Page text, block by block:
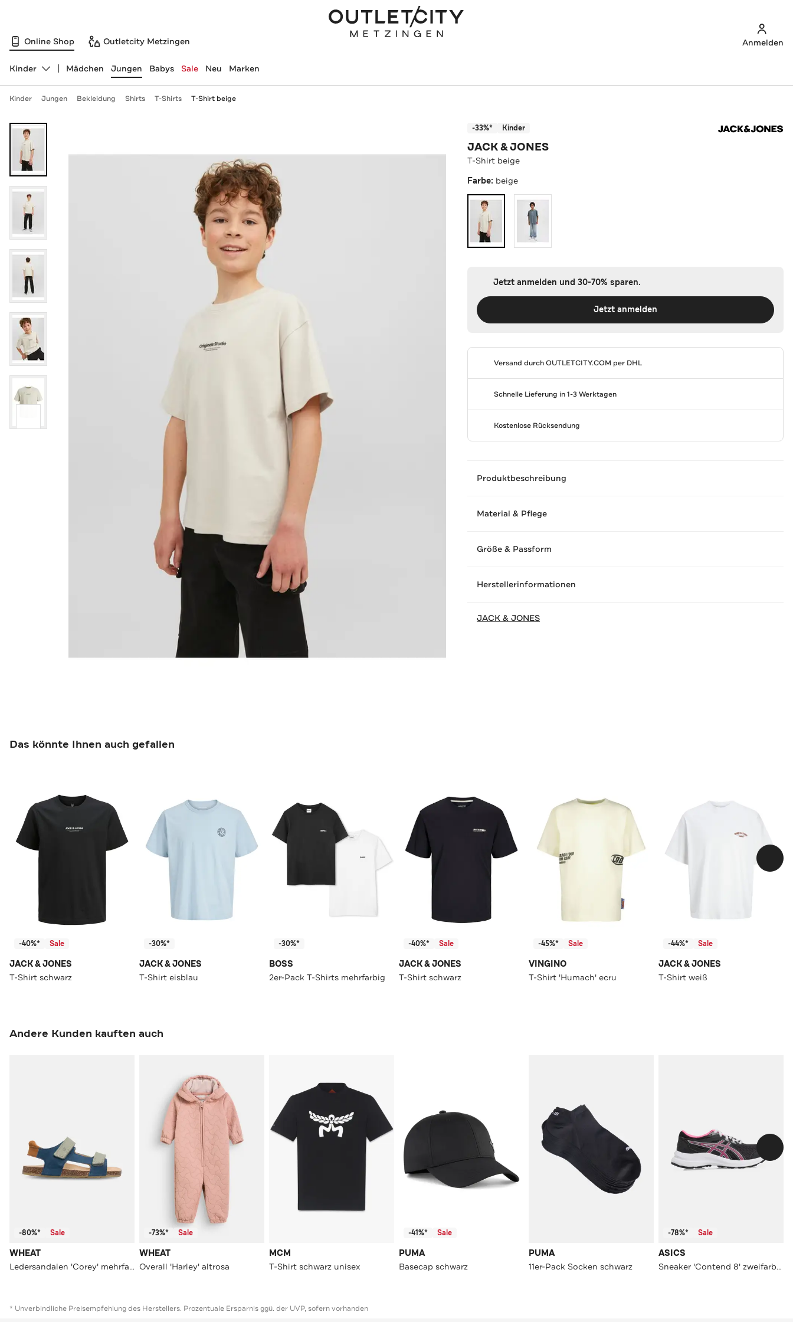
Online Shop Outletcity Metzingen Anmelden
Abteilung ändern, ausgewählt:
Kinder Mädchen Jungen Babys Sale Neu Marken
Kinder Jungen Bekleidung Shirts T-Shirts T-Shirt beige
-33%* Kinder
JACK & JONES
T-Shirt beige
Farbe: beige
Jetzt anmelden und 30-70% sparen.
Jetzt anmelden
Versand durchOUTLETCITY.COM per DHL
Schnelle Lieferung in 1-3 Werktagen
Kostenlose Rücksendung
Produktbeschreibung
Material & Pflege
Größe & Passform
Herstellerinformationen
JACK & JONES
Das könnte Ihnen auch gefallen
-40%* Sale
JACK & JONES
T-Shirt schwarz
-30%*
JACK & JONES
T-Shirt eisblau
-30%*
BOSS
2er-Pack T-Shirts mehrfarbig
-40%* Sale
JACK & JONES
T-Shirt schwarz
-45%* Sale
VINGINO
T-Shirt 'Humach' ecru
-44%* Sale
JACK & JONES
T-Shirt weiß
Andere Kunden kauften auch
-80%* Sale
WHEAT
Ledersandalen 'Corey' mehrfarbig
-73%* Sale
WHEAT
Overall 'Harley' altrosa
MCM
T-Shirt schwarz unisex
-41%* Sale
PUMA
Basecap schwarz
PUMA
11er-Pack Socken schwarz
-78%* Sale
ASICS
Sneaker 'Contend 8' zweifarbig
* Unverbindliche Preisempfehlung des Herstellers. Prozentuale Ersparnis ggü. der UVP, sofern vorhanden